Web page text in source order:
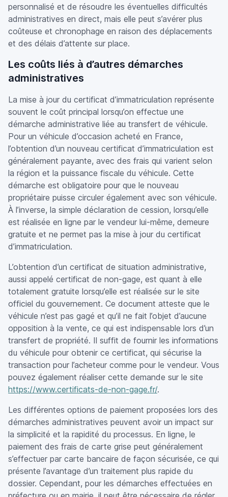
personnalisé et de résoudre les éventuelles difficultés
administratives en direct, mais elle peut s’avérer plus
coûteuse et chronophage en raison des déplacements
et des délais d’attente sur place.
Les coûts liés à d’autres démarches
administratives
La mise à jour du certificat d’immatriculation représente
souvent le coût principal lorsqu’on effectue une
démarche administrative liée au transfert de véhicule.
Pour un véhicule d’occasion acheté en France,
l’obtention d’un nouveau certificat d’immatriculation est
généralement payante, avec des frais qui varient selon
la région et la puissance fiscale du véhicule. Cette
démarche est obligatoire pour que le nouveau
propriétaire puisse circuler également avec son véhicule.
À l’inverse, la simple déclaration de cession, lorsqu’elle
est réalisée en ligne par le vendeur lui-même, demeure
gratuite et ne permet pas la mise à jour du certificat
d’immatriculation.
L’obtention d’un certificat de situation administrative,
aussi appelé certificat de non-gage, est quant à elle
totalement gratuite lorsqu’elle est réalisée sur le site
officiel du gouvernement. Ce document atteste que le
véhicule n’est pas gagé et qu’il ne fait l’objet d’aucune
opposition à la vente, ce qui est indispensable lors d’un
transfert de propriété. Il suffit de fournir les informations
du véhicule pour obtenir ce certificat, qui sécurise la
transaction pour l’acheteur comme pour le vendeur. Vous
pouvez également réaliser cette demande sur le site
https://www.certificats-de-non-gage.fr/.
Les différentes options de paiement proposées lors des
démarches administratives peuvent avoir un impact sur
la simplicité et la rapidité du processus. En ligne, le
paiement des frais de carte grise peut généralement
s’effectuer par carte bancaire de façon sécurisée, ce qui
présente l’avantage d’un traitement plus rapide du
dossier. Cependant, pour les démarches effectuées en